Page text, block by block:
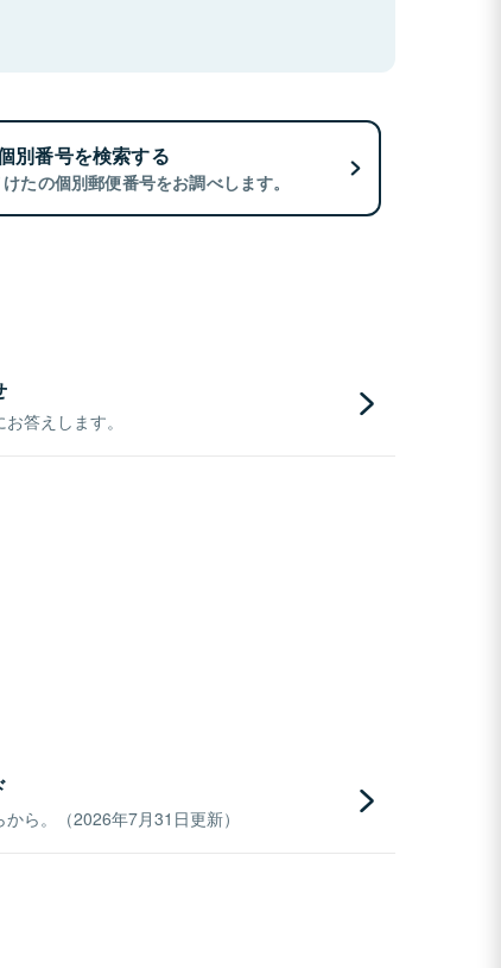
別番号を検索する
たの個別郵便番号をお調べします。
答えします。
ら。（2026年7月31日更新）